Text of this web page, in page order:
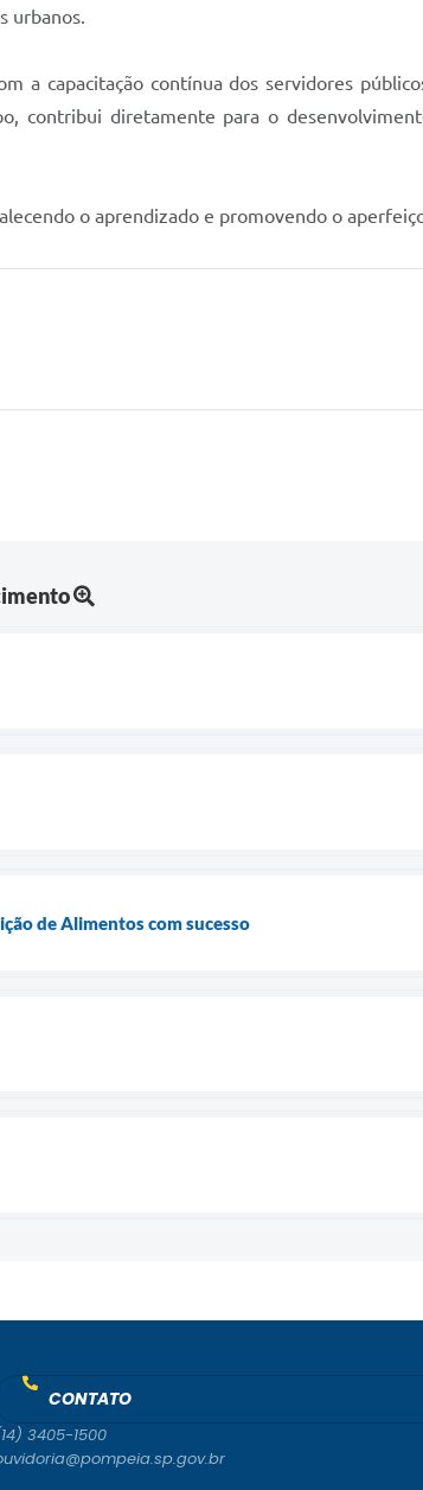
urbanos.
a capacitação contínua dos servidores
contribui diretamente para o
o aprendizado e promovendo o
de Alimentos com sucesso
CONTATO
3405-1500